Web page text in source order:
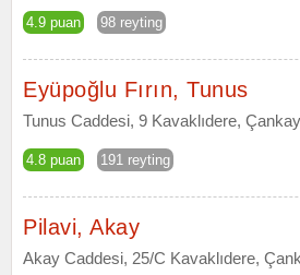
4.9 puan 98 reyting
Eyüpoğlu Fırın, Tunus
Tunus Caddesi, 9 Kavaklıdere,
4.8 puan 191 reyting
Pilavi, Akay
Akay Caddesi, 25/C Kavaklıdere,